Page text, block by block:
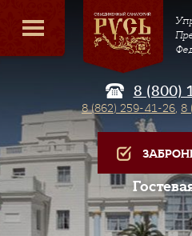
8 (800)
8 (862) 259-41-26, 8